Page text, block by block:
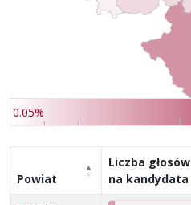
0.05%
Powiat
Liczba głosów
na kandydata